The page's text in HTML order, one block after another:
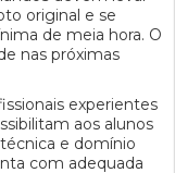
original e se
de meia hora. O
nas próximas
experientes
aos alunos
e domínio
com adequada